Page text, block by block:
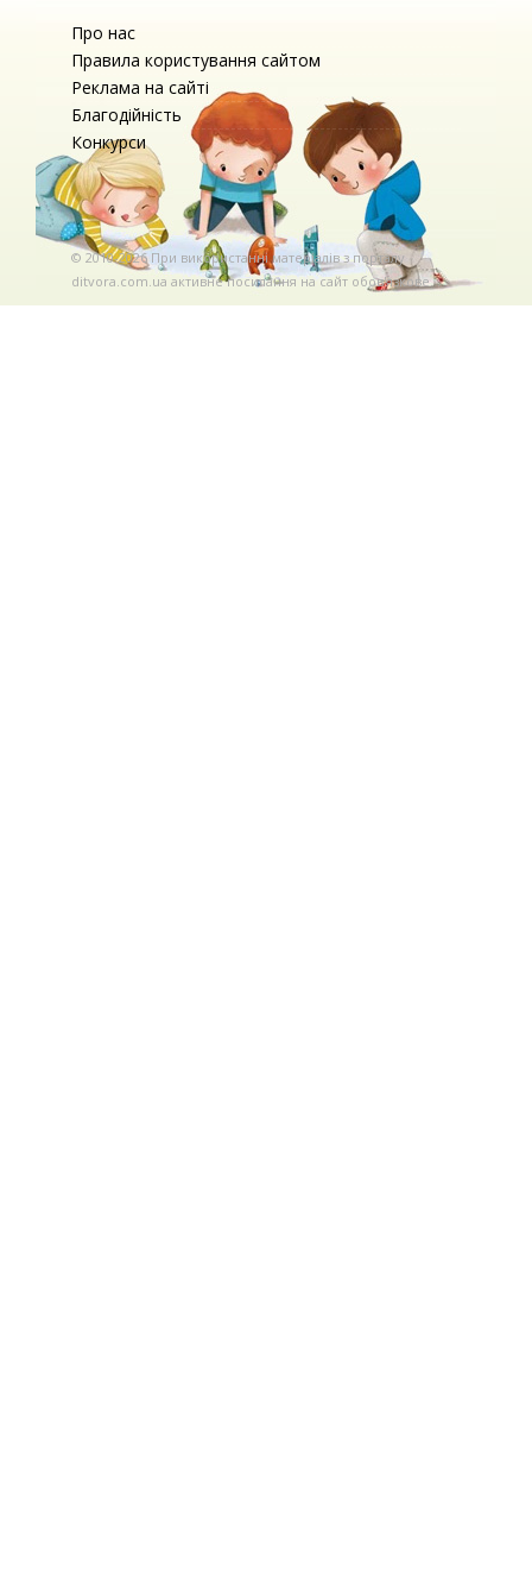
Про нас
Правила користування сайтом
Реклама на сайті
Благодійність
Конкурси
© 2010-2026 При використаннi матерiалiв з порталу
ditvora.com.ua активне посилання на сайт обов'язкове. .